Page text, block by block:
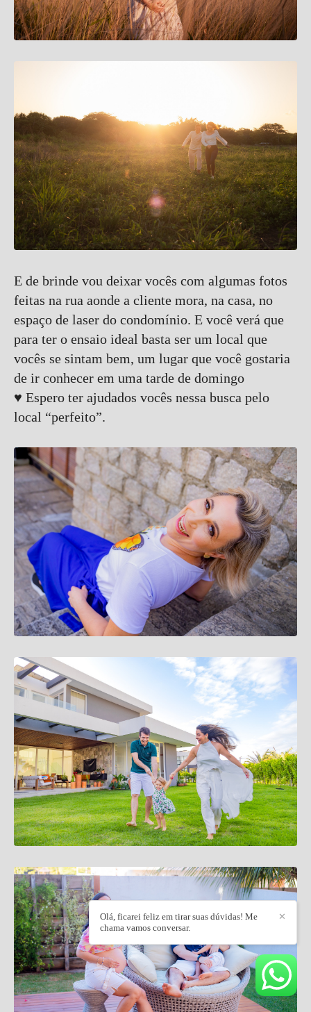
E de brinde vou deixar vocês com algumas fotos
feitas na rua aonde a cliente mora, na casa, no
espaço de laser do condomínio. E você verá que
para ter o ensaio ideal basta ser um local que
vocês se sintam bem, um lugar que você gostaria
de ir conhecer em uma tarde de domingo
♥ Espero ter ajudados vocês nessa busca pelo
local “perfeito”.
✕
Olá, ficarei feliz em tirar suas dúvidas! Me
chama vamos conversar.